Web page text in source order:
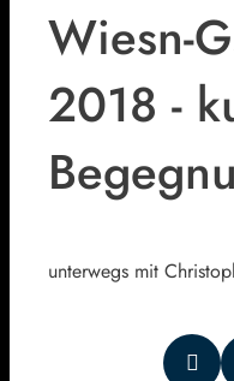
Wiesn-
2018 -
unterwegs mit